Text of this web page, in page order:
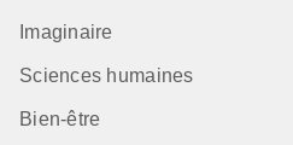
Imaginaire
Sciences humaines
Bien-être